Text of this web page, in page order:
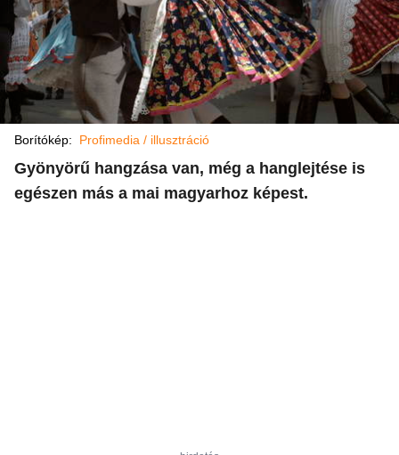
Borítókép: Profimedia / illusztráció
Gyönyörű hangzása van, még a hanglejtése is
egészen más a mai magyarhoz képest.